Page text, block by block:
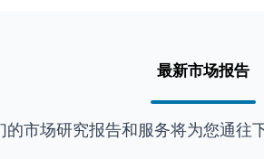
最新市场报告
的市场研究报告和服务将为您通往